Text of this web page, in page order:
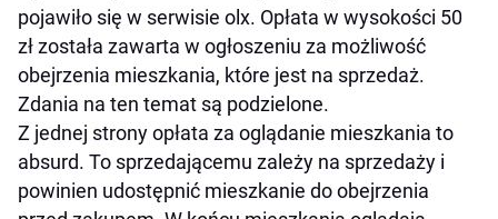
pojawiło się w serwisie olx. Opłata w wysokości 50
zł została zawarta w ogłoszeniu za możliwość
obejrzenia mieszkania, które jest na sprzedaż.
Zdania na ten temat są podzielone.
Z jednej strony opłata za oglądanie mieszkania to
absurd. To sprzedającemu zależy na sprzedaży i
powinien udostępnić mieszkanie do obejrzenia